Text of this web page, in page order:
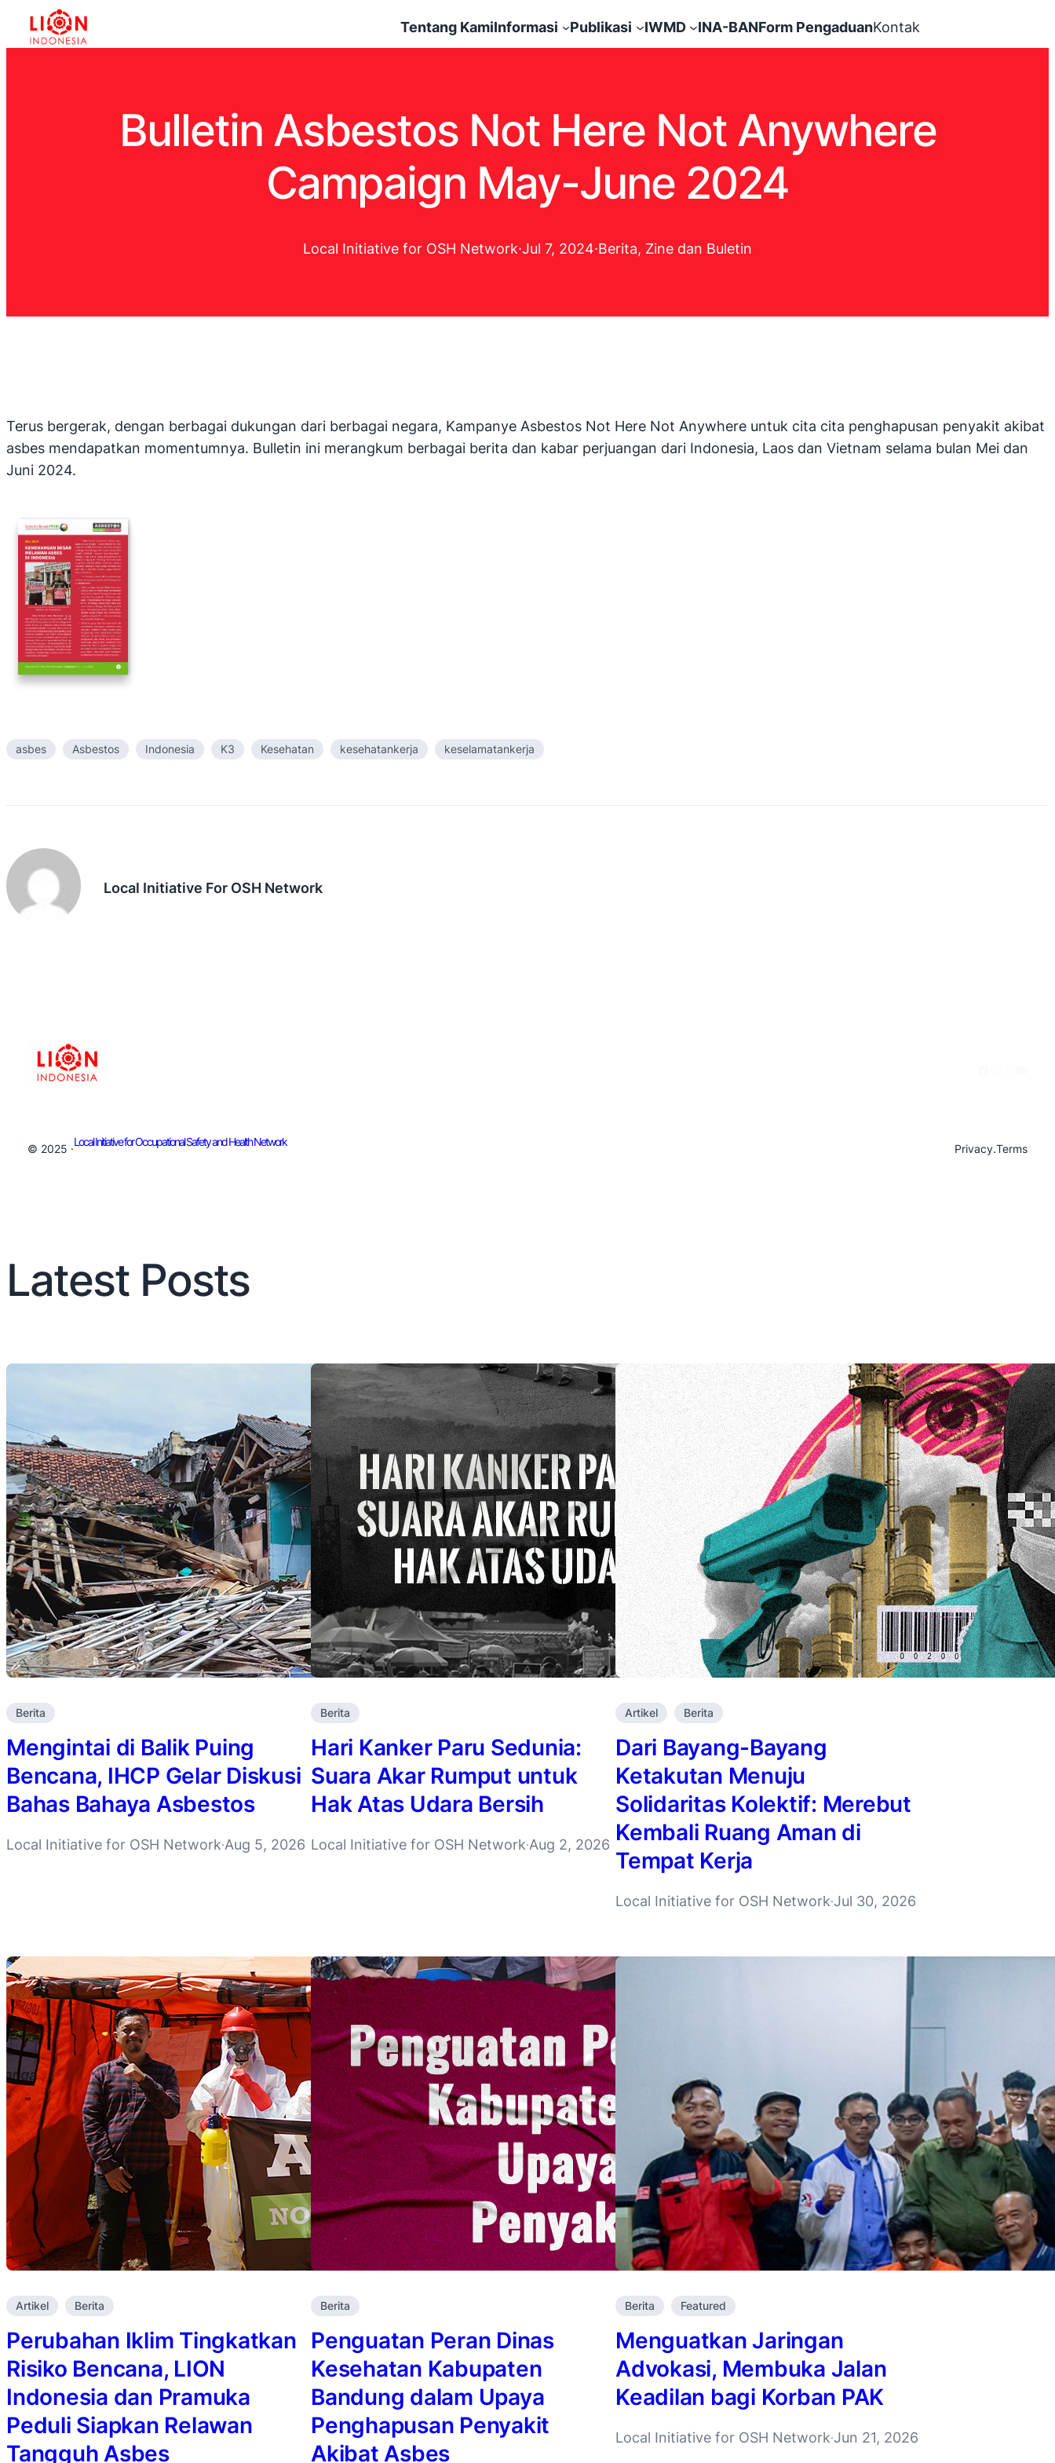
Tentang KamiInformasi Publikasi IWMD INA-BANForm PengaduanKontak
Bulletin Asbestos Not Here Not Anywhere
Campaign May-June 2024
Local Initiative for OSH Network·Jul 7, 2024·Berita, Zine dan Buletin
Terus bergerak, dengan berbagai dukungan dari berbagai negara, Kampanye Asbestos Not Here Not Anywhere untuk cita cita penghapusan penyakit akibat
asbes mendapatkan momentumnya. Bulletin ini merangkum berbagai berita dan kabar perjuangan dari Indonesia, Laos dan Vietnam selama bulan Mei dan
Juni 2024.
asbes Asbestos Indonesia K3 Kesehatan kesehatankerja keselamatankerja
Local Initiative For OSH Network
© 2025 ·
Local Initiative for Occupational Safety and Health Network
Privacy.Terms
Latest Posts
Berita
Mengintai di Balik Puing
Bencana, IHCP Gelar Diskusi
Bahas Bahaya Asbestos
Local Initiative for OSH Network·Aug 5, 2026
Berita
Hari Kanker Paru Sedunia:
Suara Akar Rumput untuk
Hak Atas Udara Bersih
Local Initiative for OSH Network·Aug 2, 2026
Artikel Berita
Dari Bayang-Bayang
Ketakutan Menuju
Solidaritas Kolektif: Merebut
Kembali Ruang Aman di
Tempat Kerja
Local Initiative for OSH Network·Jul 30, 2026
Artikel Berita
Perubahan Iklim Tingkatkan
Risiko Bencana, LION
Indonesia dan Pramuka
Peduli Siapkan Relawan
Tangguh Asbes
Berita
Penguatan Peran Dinas
Kesehatan Kabupaten
Bandung dalam Upaya
Penghapusan Penyakit
Akibat Asbes
Berita Featured
Menguatkan Jaringan
Advokasi, Membuka Jalan
Keadilan bagi Korban PAK
Local Initiative for OSH Network·Jun 21, 2026